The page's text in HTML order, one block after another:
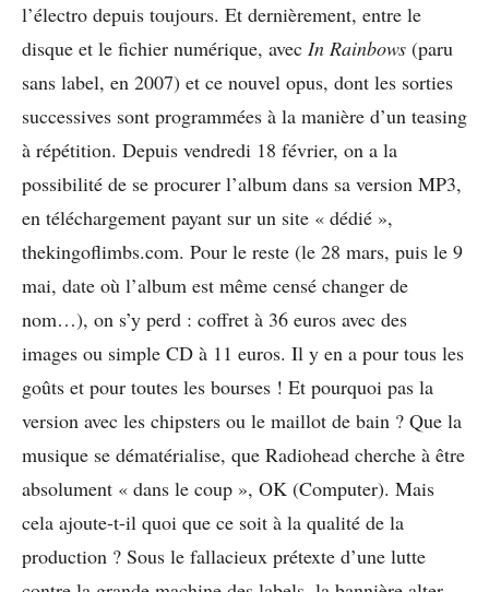
l’électro depuis toujours. Et dernièrement, entre le
disque et le fichier numérique, avec In Rainbows (paru
sans label, en 2007) et ce nouvel opus, dont les sorties
successives sont programmées à la manière d’un teasing
à répétition. Depuis vendredi 18 février, on a la
possibilité de se procurer l’album dans sa version MP3,
en téléchargement payant sur un site « dédié »,
thekingoflimbs.com. Pour le reste (le 28 mars, puis le 9
mai, date où l’album est même censé changer de
nom…), on s’y perd : coffret à 36 euros avec des
images ou simple CD à 11 euros. Il y en a pour tous les
goûts et pour toutes les bourses ! Et pourquoi pas la
version avec les chipsters ou le maillot de bain ? Que la
musique se dématérialise, que Radiohead cherche à être
absolument « dans le coup », OK (Computer). Mais
cela ajoute-t-il quoi que ce soit à la qualité de la
production ? Sous le fallacieux prétexte d’une lutte